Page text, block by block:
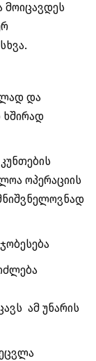
მოიცავდეს
და
ხშირად
ოპერაციის
ამ უნარის